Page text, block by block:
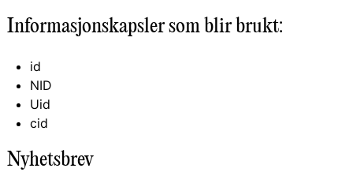
Informasjonskapsler som blir brukt:
id
NID
Uid
cid
Nyhetsbrev